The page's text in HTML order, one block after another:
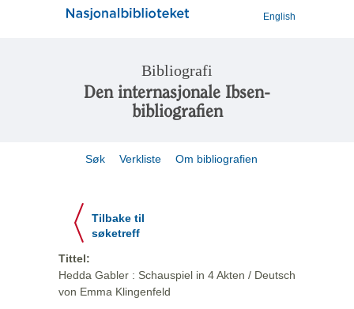
English
Bibliografi
Den internasjonale Ibsen-
bibliografien
Søk Verkliste Om bibliografien
Tilbake til
søketreff
Tittel:
Hedda Gabler : Schauspiel in 4 Akten / Deutsch
von Emma Klingenfeld